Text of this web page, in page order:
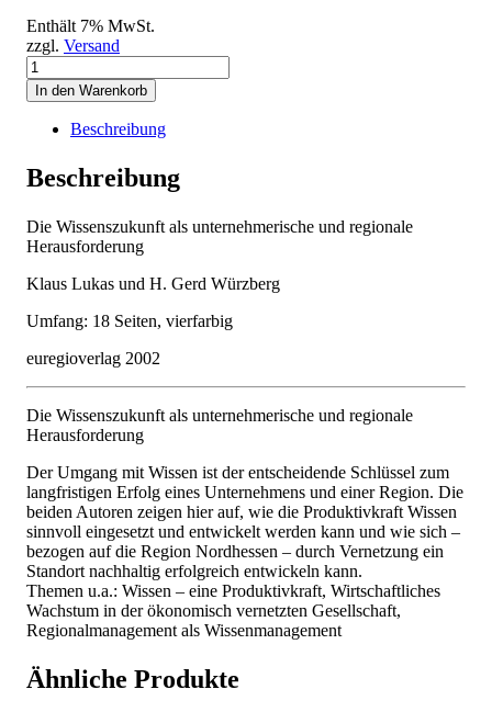
Enthält 7% MwSt.
zzgl. Versand
Die
Wissenszukunft
als
unternehmerische
Herausforderung
In den Warenkorb
Beschreibung
Beschreibung
Die Wissenszukunft als unternehmerische und regionale
Herausforderung
Klaus Lukas und H. Gerd Würzberg
Umfang: 18 Seiten, vierfarbig
euregioverlag 2002
Die Wissenszukunft als unternehmerische und regionale
Herausforderung
Der Umgang mit Wissen ist der entscheidende Schlüssel zum
langfristigen Erfolg eines Unternehmens und einer Region. Die
beiden Autoren zeigen hier auf, wie die Produktivkraft Wissen
sinnvoll eingesetzt und entwickelt werden kann und wie sich –
bezogen auf die Region Nordhessen – durch Vernetzung ein
Standort nachhaltig erfolgreich entwickeln kann.
Themen u.a.: Wissen – eine Produktivkraft, Wirtschaftliches
Wachstum in der ökonomisch vernetzten Gesellschaft,
Regionalmanagement als Wissenmanagement
Ähnliche Produkte